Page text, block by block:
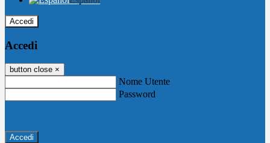
Accedi
Accedi
button close ×
Nome Utente
Password